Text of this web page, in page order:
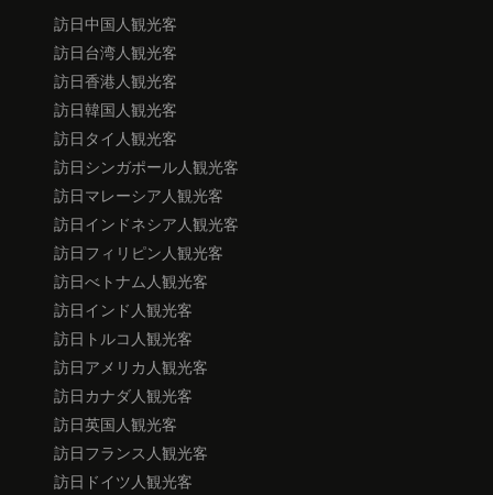
訪日中国人観光客
訪日台湾人観光客
訪日香港人観光客
訪日韓国人観光客
訪日タイ人観光客
訪日シンガポール人観光客
訪日マレーシア人観光客
訪日インドネシア人観光客
訪日フィリピン人観光客
訪日べトナム人観光客
訪日インド人観光客
訪日トルコ人観光客
訪日アメリカ人観光客
訪日カナダ人観光客
訪日英国人観光客
訪日フランス人観光客
訪日ドイツ人観光客